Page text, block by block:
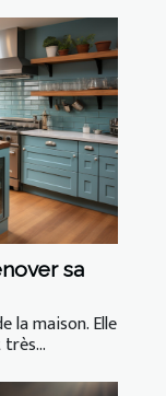
sa
la maison. Elle